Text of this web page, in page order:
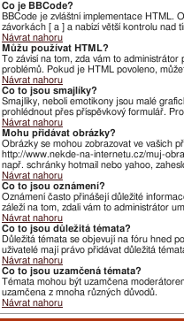
Co je BBCode?
BBCode je zvláštní implementace HTML.
závorkách [ a ] a nabízí větší kontrolu nad
Návrat nahoru
Můžu používat HTML?
To závisí na tom, zda vám to
problémů. Pokud je HTML povoleno,
Návrat nahoru
Co to jsou smajlíky?
Smajlíky, neboli emotikony jsou malé
prohlédnout přes příspěvkový formulář.
Návrat nahoru
Mohu přidávat obrázky?
Obrázky se mohou zobrazovat ve vašich
http://www.nekde-na-internetu.cz/muj-
např. schránky hotmail nebo yahoo,
Návrat nahoru
Co to jsou oznámení?
Oznámení často přinášejí důležité
záleží na tom, zdali vám to administrátor
Návrat nahoru
Co to jsou důležitá témata?
Důležitá témata se objevují na fóru hned
uživatelé mají právo přidávat důležitá
Návrat nahoru
Co to jsou uzamčená témata?
Témata mohou být uzamčena
uzamčena z mnoha různých důvodů.
Návrat nahoru